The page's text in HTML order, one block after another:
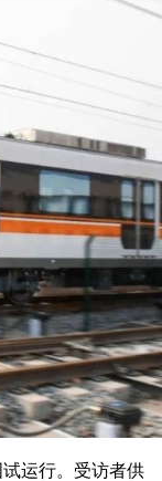
运行。受访者供